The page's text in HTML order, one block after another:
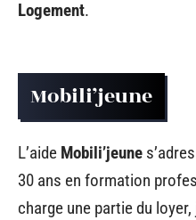
Logement.
Mobili’jeune
L’aide Mobili’jeune
30 ans en formation
charge une partie du